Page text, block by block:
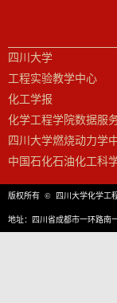
四川大学
工程实验教学中心
化工学报
化学工程学院数据服
四川大学燃烧动力学
中国石化石油化工科
版权所有 © 四川大学化学工
地址：四川省成都市一环路